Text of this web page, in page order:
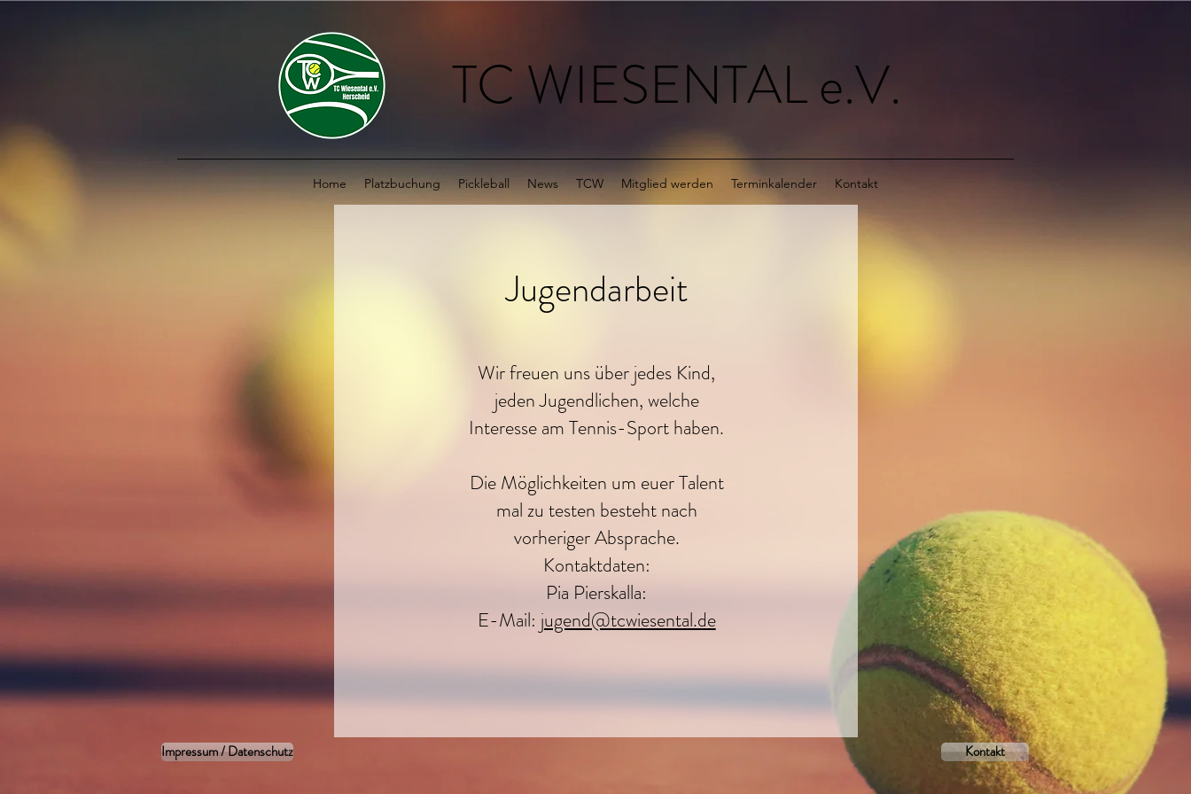
TC WIESENTAL e.V.
Home Platzbuchung Pickleball News TCW Mitglied werden Terminkalender Kontakt
Jugendarbeit
Wir freuen uns über jedes Kind,
jeden Jugendlichen, welche
Interesse am Tennis-Sport haben.
Die Möglichkeiten um euer Talent
mal zu testen besteht nach
vorheriger Absprache.
Kontaktdaten:
Pia Pierskalla:
E-Mail: jugend@tcwiesental.de
Impressum / Datenschutz Kontakt